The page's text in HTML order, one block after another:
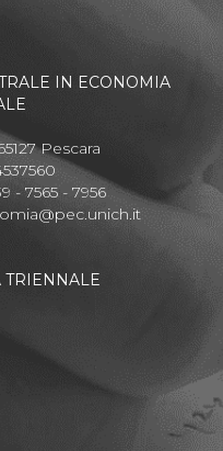
IN ECONOMIA
Pescara
- 7565 - 7956
TRIENNALE